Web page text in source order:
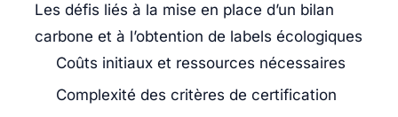
Les défis liés à la mise en place d’un bilan
carbone et à l’obtention de labels écologiques
Coûts initiaux et ressources nécessaires
Complexité des critères de certification